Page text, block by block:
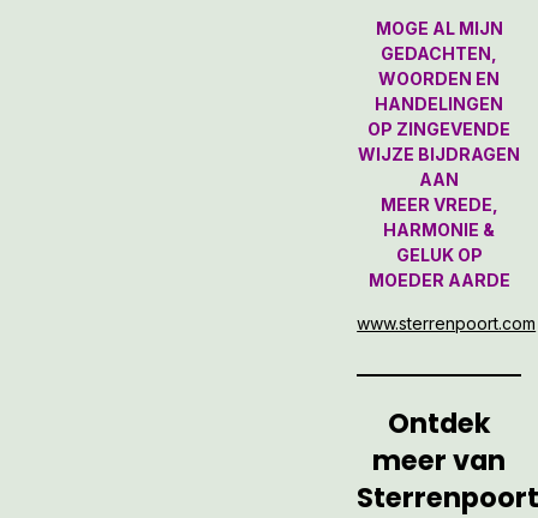
MOGE AL MIJN
GEDACHTEN,
WOORDEN EN
HANDELINGEN
OP ZINGEVENDE
WIJZE BIJDRAGEN
AAN
MEER VREDE,
HARMONIE &
GELUK OP
MOEDER AARDE
www.sterrenpoort.com
Ontdek
meer van